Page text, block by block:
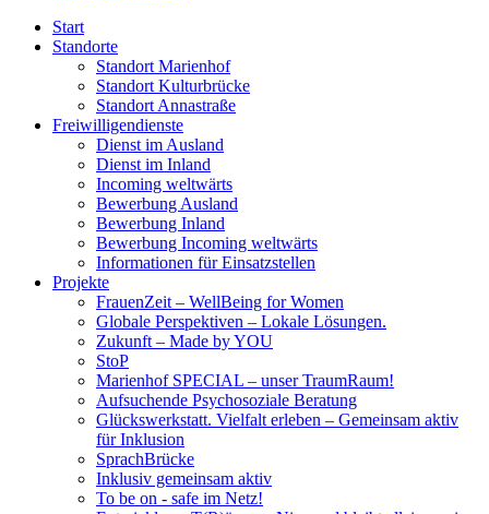
Start
Standorte
Standort Marienhof
Standort Kulturbrücke
Standort Annastraße
Freiwilligendienste
Dienst im Ausland
Dienst im Inland
Incoming weltwärts
Bewerbung Ausland
Bewerbung Inland
Bewerbung Incoming weltwärts
Informationen für Einsatzstellen
Projekte
FrauenZeit – WellBeing for Women
Globale Perspektiven – Lokale Lösungen.
Zukunft – Made by YOU
StoP
Marienhof SPECIAL – unser TraumRaum!
Aufsuchende Psychosoziale Beratung
Glückswerkstatt. Vielfalt erleben – Gemeinsam aktiv
für Inklusion
SprachBrücke
Inklusiv gemeinsam aktiv
To be on - safe im Netz!